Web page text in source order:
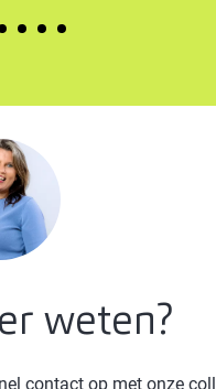
weten?
contact op met onze